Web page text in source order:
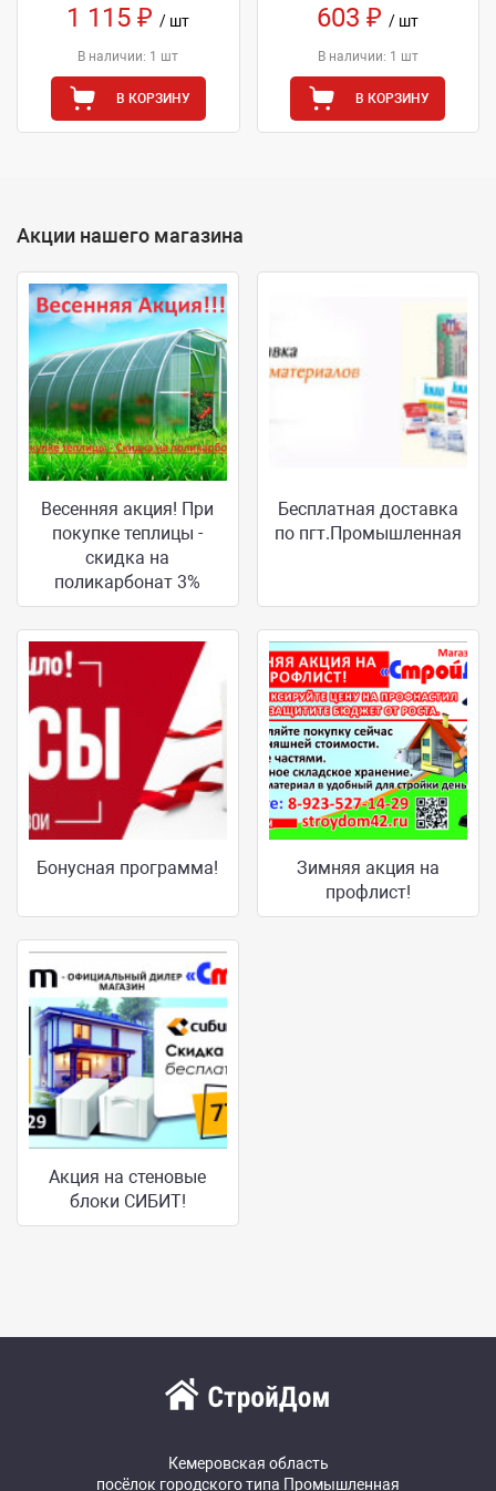
1 115 ₽/ шт
В наличии: 1 шт
В КОРЗИНУ
603 ₽/ шт
В наличии: 1 шт
В КОРЗИНУ
Акции нашего магазина
Весенняя акция! При
покупке теплицы -
скидка на
поликарбонат 3%
Бесплатная доставка
по пгт.Промышленная
Бонусная программа!
Зимняя акция на
профлист!
Акция на стеновые
блоки СИБИТ!
Кемеровская область
посёлок городского типа Промышленная